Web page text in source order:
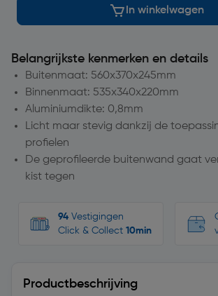
In winkelwagen
Belangrijkste kenmerken en details
Buitenmaat: 560x370x245mm
Binnenmaat: 535x340x220mm
Aluminiumdikte: 0,8mm
Licht maar stevig dankzij de
profielen
De geprofileerde buitenwand gaat
kist tegen
94 Vestigingen
Click & Collect 10min
Productbeschrijving